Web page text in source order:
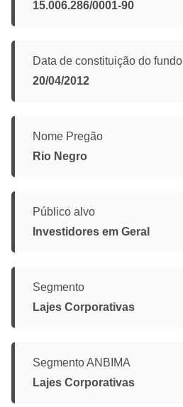
15.006.286/0001-90
Data de constituição do fundo
20/04/2012
Nome Pregão
Rio Negro
Público alvo
Investidores em Geral
Segmento
Lajes Corporativas
Segmento ANBIMA
Lajes Corporativas